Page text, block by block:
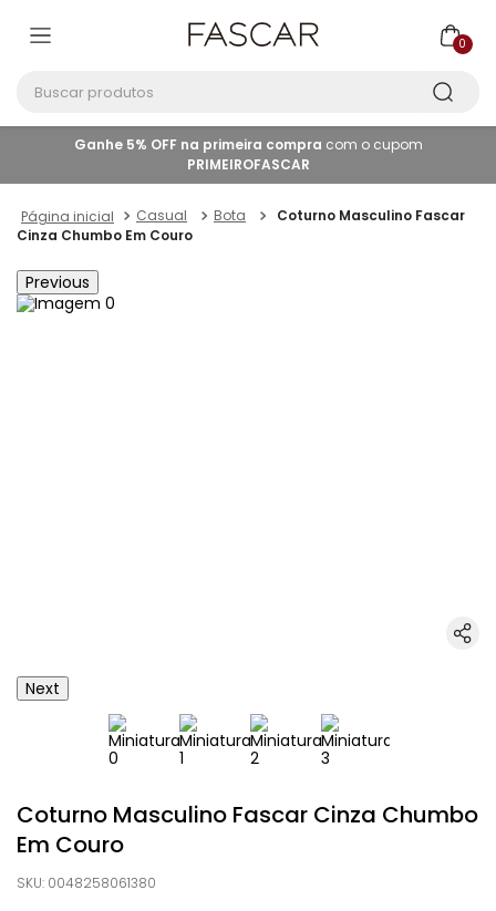
0
Ganhe 5% OFF na primeira compra com o cupom
PRIMEIROFASCAR
Casual Bota
Coturno Masculino Fascar
Cinza Chumbo Em Couro
Previous
Next
Coturno Masculino Fascar Cinza Chumbo
Em Couro
SKU: 0048258061380